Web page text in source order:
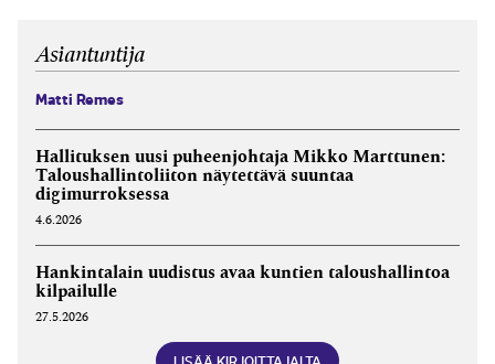
Asiantuntija
Matti Remes
Hallituksen uusi puheenjohtaja Mikko Marttunen:
Taloushallintoliiton näytettävä suuntaa
digimurroksessa
4.6.2026
Hankintalain uudistus avaa kuntien taloushallintoa
kilpailulle
27.5.2026
LISÄÄ KIRJOITTAJALTA